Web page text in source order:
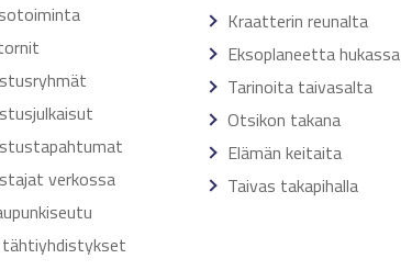
verkossa
Kraatterin reunalta
Eksoplaneetta hukassa
Tarinoita taivasalta
Otsikon takana
Elämän keitaita
Taivas takapihalla